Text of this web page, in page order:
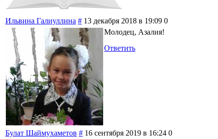
Ильвина Галиуллина # 13 декабря 2018 в 19:09 0
Молодец, Азалия!
Ответить
Булат Шаймухаметов # 16 сентября 2019 в 16:24 0